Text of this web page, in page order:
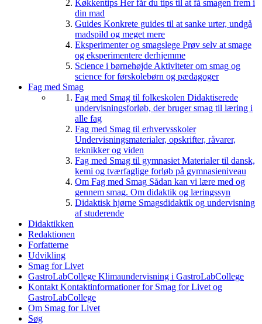
Køkkentips Her får du tips til at få smagen frem i
din mad
Guides Konkrete guides til at sanke urter, undgå
madspild og meget mere
Eksperimenter og smagslege Prøv selv at smage
og eksperimentere derhjemme
Science i børnehøjde Aktiviteter om smag og
science for førskolebørn og pædagoger
Fag med Smag
Fag med Smag til folkeskolen Didaktiserede
undervisningsforløb, der bruger smag til læring i
alle fag
Fag med Smag til erhvervsskoler
Undervisningsmaterialer, opskrifter, råvarer,
teknikker og viden
Fag med Smag til gymnasiet Materialer til dansk,
kemi og tværfaglige forløb på gymnasieniveau
Om Fag med Smag Sådan kan vi lære med og
gennem smag. Om didaktik og læringssyn
Didaktisk hjørne Smagsdidaktik og undervisning
af studerende
Didaktikken
Redaktionen
Forfatterne
Udvikling
Smag for Livet
GastroLabCollege Klimaundervisning i GastroLabCollege
Kontakt Kontaktinformationer for Smag for Livet og
GastroLabCollege
Om Smag for Livet
Søg